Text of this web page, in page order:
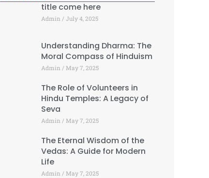
title come here
Admin July 4, 2025
Understanding Dharma: The
Moral Compass of Hinduism
Admin May 7, 2025
The Role of Volunteers in
Hindu Temples: A Legacy of
Seva
Admin May 7, 2025
The Eternal Wisdom of the
Vedas: A Guide for Modern
Life
Admin May 7, 2025